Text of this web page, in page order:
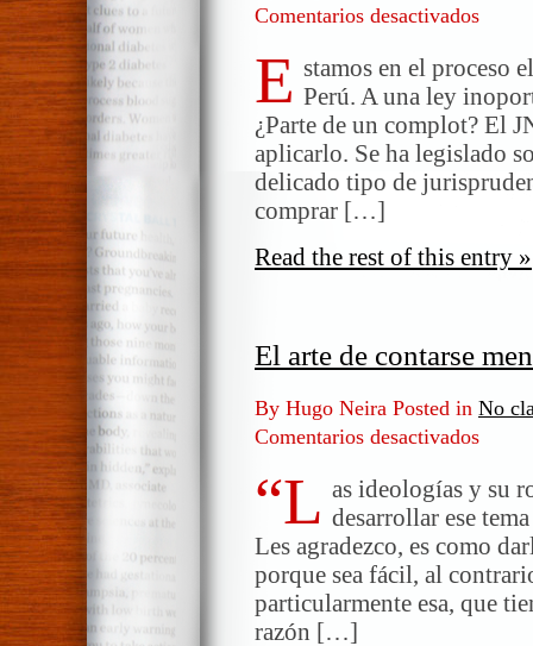
Comentarios desactivados
ley
¡Y
sin
E stamos en el proceso
Perú. A una ley
¿Parte de un complot? El
aplicarlo. Se ha legislado
delicado tipo de
comprar […]
Read the rest of this entry »
El arte de contarse
By Hugo Neira Posted in No
Comentarios desactivados
arte
de
contarse
mentiras
“L as ideologías y su
desarrollar ese
Les agradezco, es como
porque sea fácil, al
particularmente esa, que
razón […]